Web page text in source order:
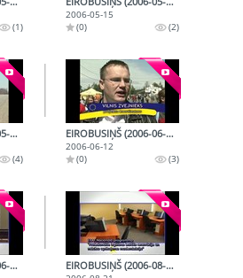
(1)
2006-05-15
(0)
(2)
EIROBUSIŅŠ (2006-05-29)
(4)
EIROBUSIŅŠ (2006-06-12)
2006-06-12
(0)
(3)
EIROBUSIŅŠ (2006-06-26) EIROBUSIŅŠ (2006-08-21)